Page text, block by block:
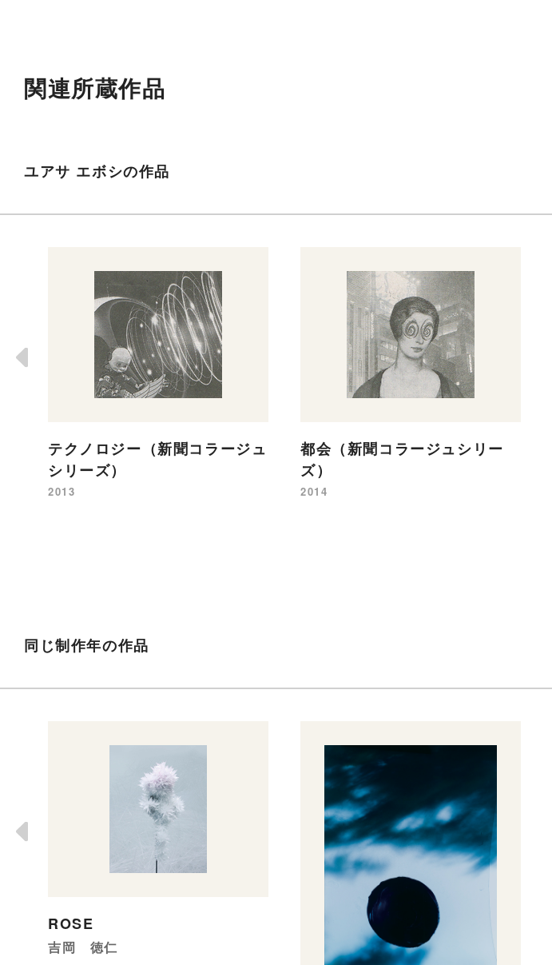
関連所蔵作品
ユアサ エボシの作品
テクノロジー（新聞コラージュ
シリーズ）
2013
都会（新聞コラージュシリー
ズ）
2014
同じ制作年の作品
ROSE
吉岡 徳仁